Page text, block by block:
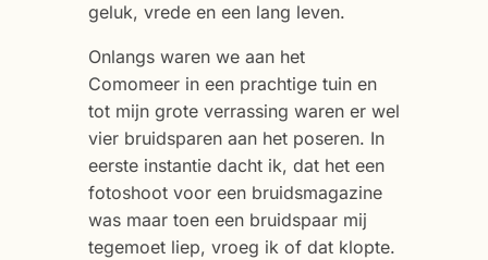
geluk, vrede en een lang leven.
Onlangs waren we aan het
Comomeer in een prachtige tuin en
tot mijn grote verrassing waren er wel
vier bruidsparen aan het poseren. In
eerste instantie dacht ik, dat het een
fotoshoot voor een bruidsmagazine
was maar toen een bruidspaar mij
tegemoet liep, vroeg ik of dat klopte.